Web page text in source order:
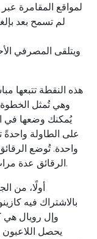
لمواقع المقامرة عبر
لم تسمح بعد
ويتلقى المصرفي
هذه النقطة تتبعها
وهي تُمثل الخطوة
يُمكنك وضعها في
على الطاولة واحدةً
واحدة. تُوضع
الرقائق عدة مرات أو دمجها للحصول على النتيجة المطلوبة.
أولًا، من
بالاشتراك فيه
وإل رويال هي